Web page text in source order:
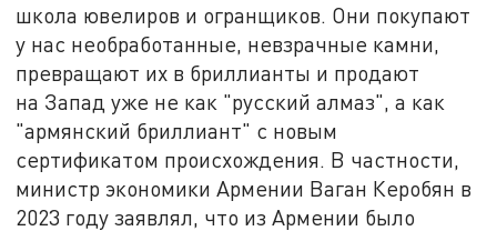
школа ювелиров и огранщиков. Они покупают
у нас необработанные, невзрачные камни,
превращают их в бриллианты и продают
на Запад уже не как "русский алмаз", а как
"армянский бриллиант" с новым
сертификатом происхождения. В частности,
министр экономики Армении Ваган Керобян в
2023 году заявлял, что из Армении было